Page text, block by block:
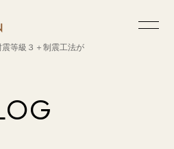
震等級３＋制震工法が